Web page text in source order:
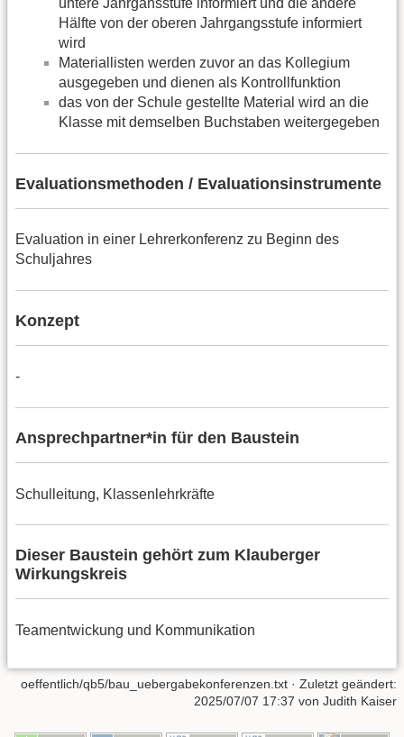
untere Jahrgansstufe informiert und die andere
Hälfte von der oberen Jahrgangsstufe informiert
wird
Materiallisten werden zuvor an das Kollegium
ausgegeben und dienen als Kontrollfunktion
das von der Schule gestellte Material wird an die
Klasse mit demselben Buchstaben weitergegeben
Evaluationsmethoden / Evaluationsinstrumente
Evaluation in einer Lehrerkonferenz zu Beginn des
Schuljahres
Konzept
-
Ansprechpartner*in für den Baustein
Schulleitung, Klassenlehrkräfte
Dieser Baustein gehört zum Klauberger
Wirkungskreis
Teamentwickung und Kommunikation
oeffentlich/qb5/bau_uebergabekonferenzen.txt · Zuletzt geändert:
2025/07/07 17:37 von Judith Kaiser